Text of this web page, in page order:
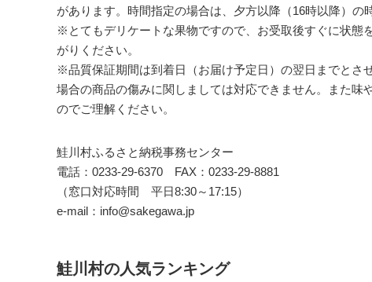
があります。時間指定の場合は、夕方以降（16時以降）の
※とてもデリケートな果物ですので、お受取後すぐに状態
がりください。
※品質保証期間は到着日（お届け予定日）の翌日までとさ
場合の商品の傷みに関しましては対応できません。また味
のでご理解ください。
鮭川村ふるさと納税事務センター
電話：0233-29-6370 FAX：0233-29-8881
（窓口対応時間 平日8:30～17:15）
e-mail：info@sakegawa.jp
鮭川村の人気ランキング